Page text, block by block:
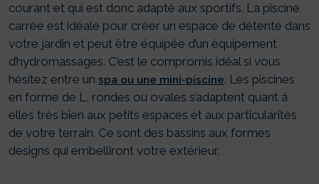
courant et qui est donc adapté aux sportifs. La piscine
carrée est idéale pour créer un espace de détente dans
votre jardin et peut être équipée d’un équipement
d’hydromassages. C’est le compromis idéal si vous
hésitez entre un spa ou une mini-piscine. Les piscines
en forme de L, rondes ou ovales s’adaptent quant à
elles très bien aux petits espaces et aux particularités
de votre terrain. Ce sont des bassins aux formes
designs qui embelliront votre extérieur.